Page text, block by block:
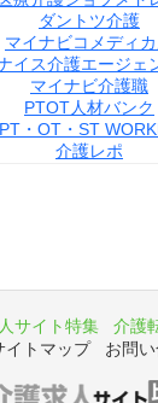
ダントツ介護
マイナビコメディ
イス介護エージェ
マイナビ介護職
PTOT人材バンク
PT・OT・ST
介護レポ
サイト特集
介護
イトマップ お問